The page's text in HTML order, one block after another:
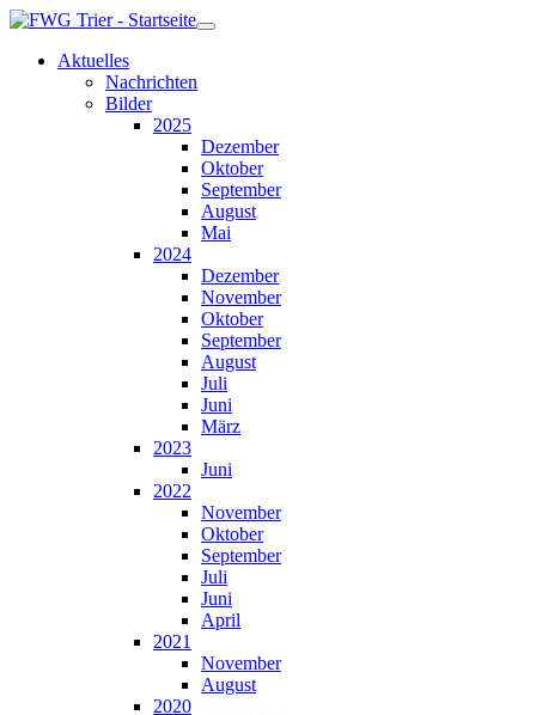
Aktuelles
Nachrichten
Bilder
2025
Dezember
Oktober
September
August
Mai
2024
Dezember
November
Oktober
September
August
Juli
Juni
März
2023
Juni
2022
November
Oktober
September
Juli
Juni
April
2021
November
August
2020